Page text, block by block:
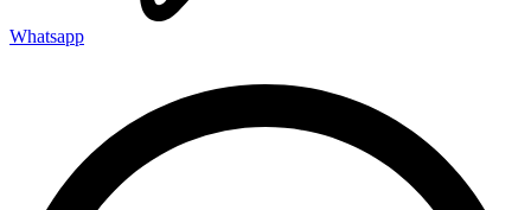
Whatsapp